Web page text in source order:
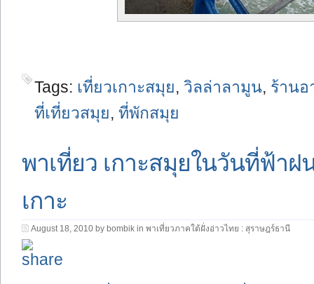
Tags: เที่ยวเกาะสมุย, วิลล่าลามูน, ร้านอ
ที่เที่ยวสมุย, ที่พักสมุย
พาเที่ยว เกาะสมุยในวันที่ฟ้าฝ
เกาะ
August 18, 2010 by bombik in พาเที่ยวภาคใต้ฝั่งอ่าวไทย : สุราษฎร์ธานี